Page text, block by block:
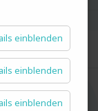
einblenden
einblenden
einblenden